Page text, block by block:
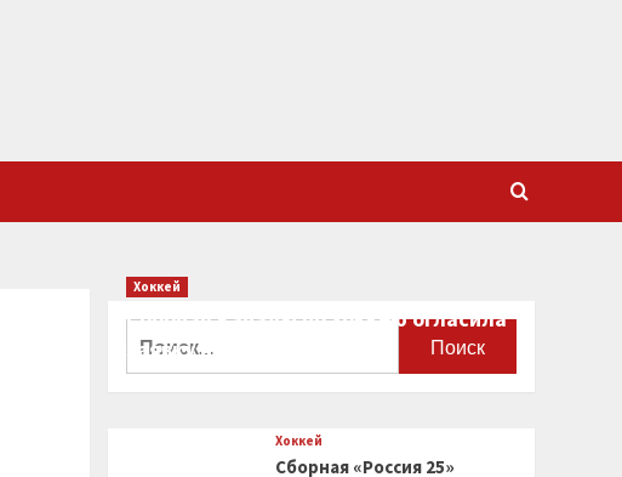
Хоккей
Сборная Канады по хоккею огласила
заявку на чемпионат мира
Хоккей
Сборная «Россия 25»